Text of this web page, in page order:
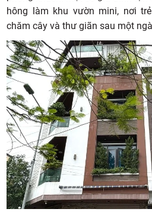
hông làm khu vườn mini, nơi
chăm cây và thư giãn sau một